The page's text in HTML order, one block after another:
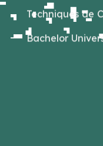
Techniques de
Bachelor